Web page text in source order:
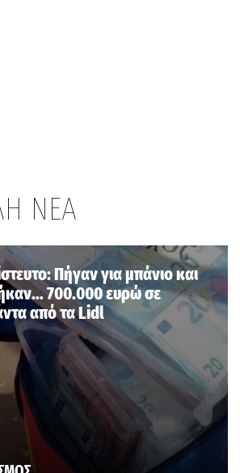
ΝΕΑ
Πήγαν για μπάνιο και
700.000 ευρώ σε
από τα Lidl